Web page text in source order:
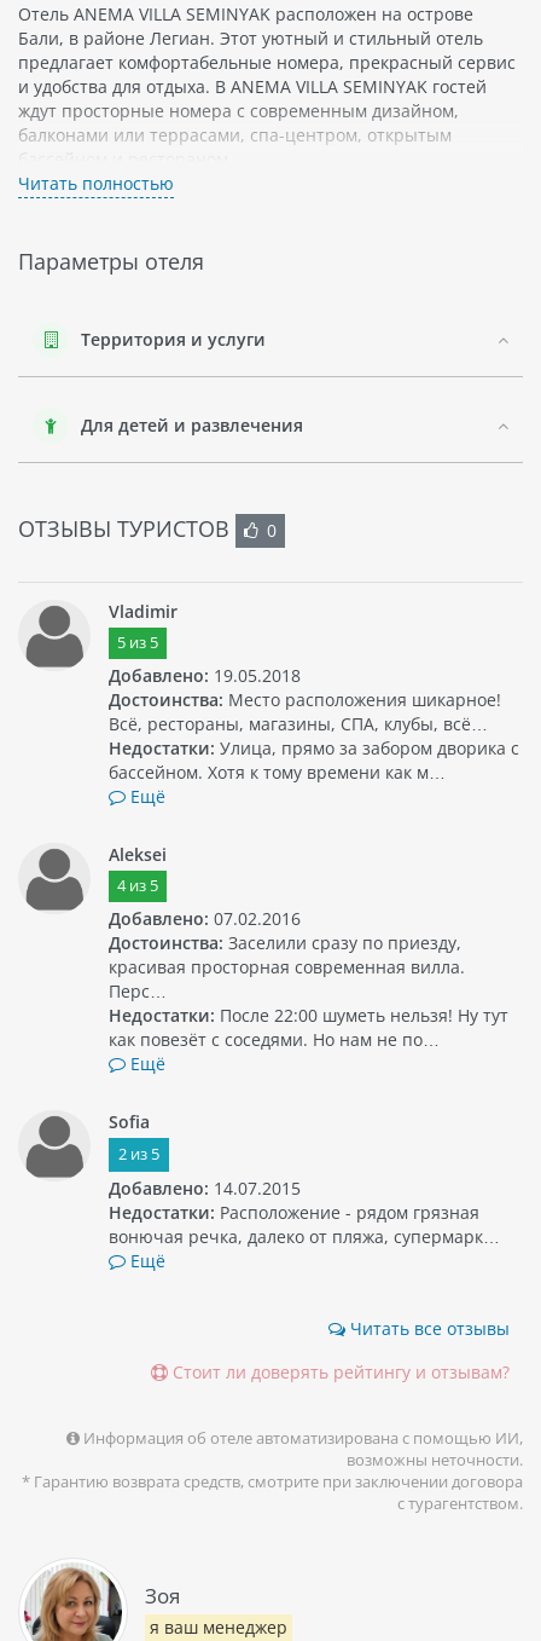
Отель ANEMA VILLA SEMINYAK расположен на острове
Бали, в районе Легиан. Этот уютный и стильный отель
предлагает комфортабельные номера, прекрасный сервис
и удобства для отдыха. В ANEMA VILLA SEMINYAK гостей
ждут просторные номера с современным дизайном,
балконами или террасами, спа-центром, открытым
бассейном и рестораном.
Легиан - это популярный туристический район на острове
песком, разнообразными ресторанами и магазинами, а
и развлечений.
по острову, заниматься водными видами спорта или
просто расслабиться на берегу моря. Район также
Читать полностью
Параметры отеля
Территория и услуги
Для детей и развлечения
ОТЗЫВЫ ТУРИСТОВ 0
Vladimir
5из 5
Добавлено: 19.05.2018
Достоинства: Место расположения шикарное!
Всё, рестораны, магазины, СПА, клубы, всё…
Недостатки: Улица, прямо за забором дворика с
бассейном. Хотя к тому времени как м…
Ещё
Aleksei
4из 5
Добавлено: 07.02.2016
Достоинства: Заселили сразу по приезду,
красивая просторная современная вилла.
Перс…
Недостатки: После 22:00 шуметь нельзя! Ну тут
как повезёт с соседями. Но нам не по…
Ещё
Sofia
2из 5
Добавлено: 14.07.2015
Недостатки: Расположение - рядом грязная
вонючая речка, далеко от пляжа, супермарк…
Ещё
Читать все отзывы
Стоит ли доверять рейтингу и отзывам?
Информация об отеле автоматизирована с помощью ИИ,
возможны неточности.
* Гарантию возврата средств, смотрите при заключении договора
с турагентством.
Зоя
я ваш менеджер